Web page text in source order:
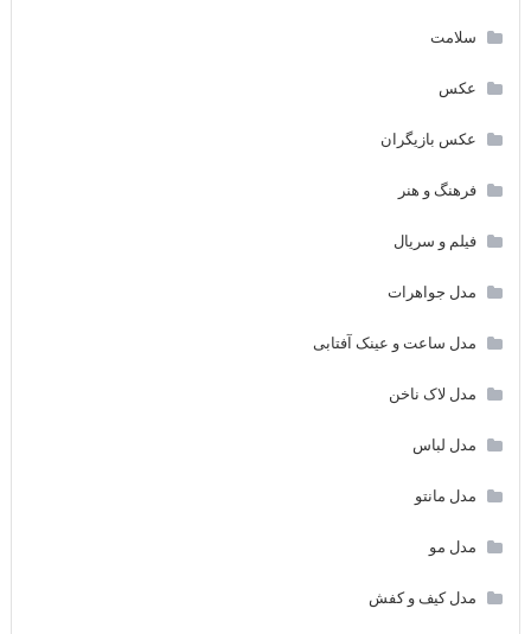
سلامت
عکس
عکس بازیگران
فرهنگ و هنر
فیلم و سریال
مدل جواهرات
مدل ساعت و عینک آفتابی
مدل لاک ناخن
مدل لباس
مدل مانتو
مدل مو
مدل کیف و کفش